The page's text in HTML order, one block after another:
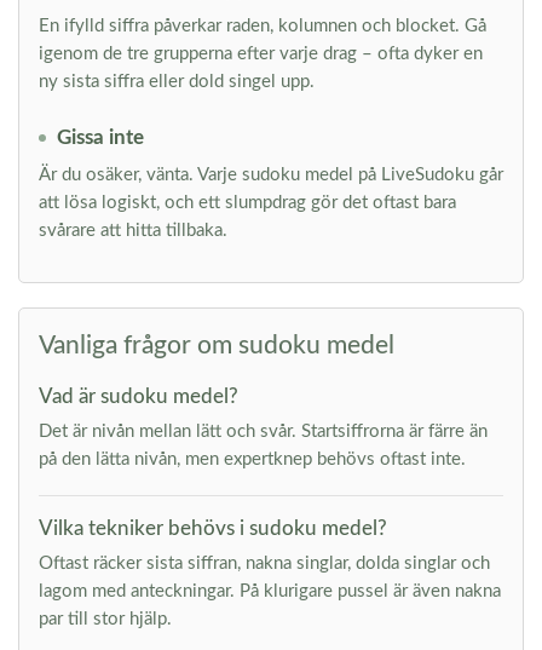
En ifylld siffra påverkar raden, kolumnen och blocket. Gå
igenom de tre grupperna efter varje drag – ofta dyker en
ny sista siffra eller dold singel upp.
Gissa inte
Är du osäker, vänta. Varje sudoku medel på LiveSudoku går
att lösa logiskt, och ett slumpdrag gör det oftast bara
svårare att hitta tillbaka.
Vanliga frågor om sudoku medel
Vad är sudoku medel?
Det är nivån mellan lätt och svår. Startsiffrorna är färre än
på den lätta nivån, men expertknep behövs oftast inte.
Vilka tekniker behövs i sudoku medel?
Oftast räcker sista siffran, nakna singlar, dolda singlar och
lagom med anteckningar. På klurigare pussel är även nakna
par till stor hjälp.